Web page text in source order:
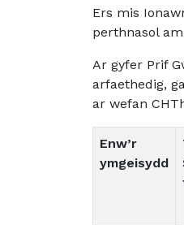
Ers mis
perthnasol
Ar gyfer Prif
arfaethedig,
ar wefan
Enw’r
ymgeisydd